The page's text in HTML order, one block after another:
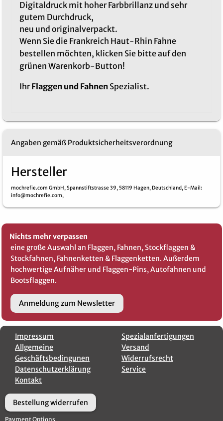
Digitaldruck mit hoher Farbbrillanz und sehr
gutem Durchdruck,
neu und originalverpackt.
Wenn Sie die Frankreich Haut-Rhin Fahne
bestellen möchten, klicken Sie bitte auf den
grünen Warenkorb-Button!
IhrFlaggen und Fahnen Spezialist.
Angaben gemäß Produktsicherheitsverordnung
Hersteller
mochrefie.com GmbH,Spannstiftstrasse 39, 58119 Hagen, Deutschland, E-Mail :
info@mochrefie.com,
Nichts mehr verpassen
eine große Auswahl an Flaggen, Fahnen, Stockflaggen &
Stockfahnen, Fahnenketten & Flaggenketten. Außerdem
hochwertige Aufnäher und Flaggen-Pins, Autofahnen und
Bootsflaggen.
Anmeldung zum Newsletter
Impressum
Allgemeine
Geschäftsbedingunen
Datenschutzerklärung
Kontakt
Spezialanfertigungen
Versand
Widerrufsrecht
Service
Bestellung widerrufen
Payment Options